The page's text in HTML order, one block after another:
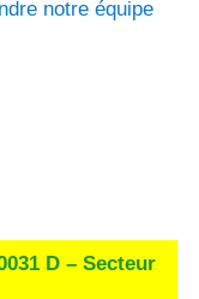
notre équipe
D – Secteur